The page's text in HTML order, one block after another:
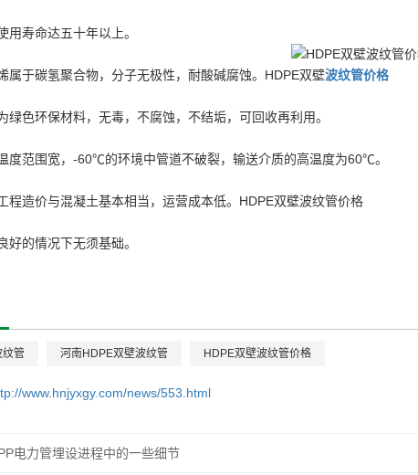
用寿命达五十年以上。
属于碳氢聚合物，分子无极性，耐酸碱腐蚀。HDPE双壁波纹管价格
绿色环保材料，无毒，不腐蚀，不结垢，可回收再利用。
度范围宽，-60℃的环境中管道不破裂，输送介质的高温度为60℃。
程造价与混凝土基本相当，运营成本低。HDPE双壁波纹管价格
好的情况下无须基础。
纹管 河南HDPE双壁波纹管 HDPE双壁波纹管价格
www.hnjyxgy.com/news/553.html
电力管埋设进程中的一些细节